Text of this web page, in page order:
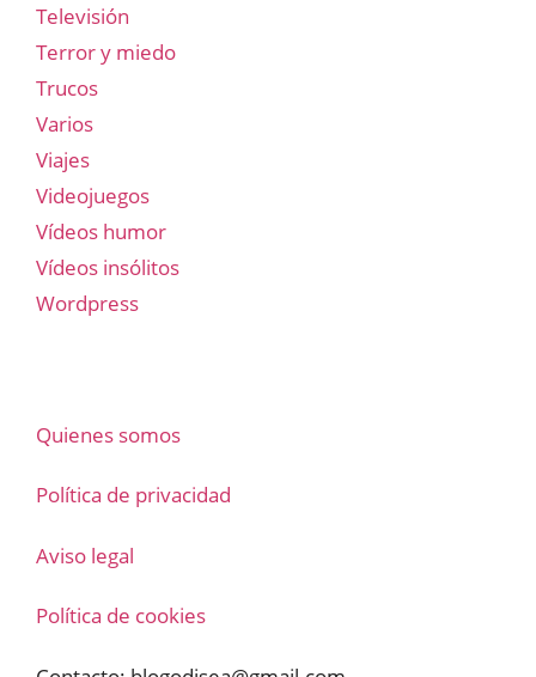
Televisión
Terror y miedo
Trucos
Varios
Viajes
Videojuegos
Vídeos humor
Vídeos insólitos
Wordpress
Quienes somos
Política de privacidad
Aviso legal
Política de cookies